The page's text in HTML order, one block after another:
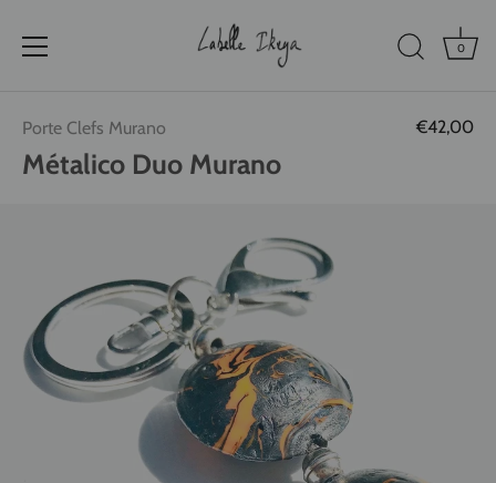
contenu
0
Porte Clefs Murano €42,00
Métalico Duo Murano